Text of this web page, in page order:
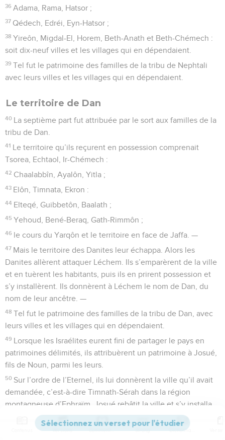
36 Adama, Rama, Hatsor ;
37 Qédech, Edréi, Eyn-Hatsor ;
38 Yireôn, Migdal-El, Horem, Beth-Anath et Beth-Chémech :
soit dix-neuf villes et les villages qui en dépendaient.
39 Tel fut le patrimoine des familles de la tribu de Nephtali
avec leurs villes et les villages qui en dépendaient.
Le territoire de Dan
40 La septième part fut attribuée par le sort aux familles de la
tribu de Dan.
41 Le territoire qu’ils reçurent en possession comprenait
Tsorea, Echtaol, Ir-Chémech :
42 Chaalabbîn, Ayalôn, Yitla ;
43 Elôn, Timnata, Ekron :
44 Elteqé, Guibbetôn, Baalath ;
45 Yehoud, Bené-Beraq, Gath-Rimmôn ;
46 le cours du Yarqôn et le territoire en face de Jaffa. —
47 Mais le territoire des Danites leur échappa. Alors les
Danites allèrent attaquer Léchem. Ils s’emparèrent de la ville
et en tuèrent les habitants, puis ils en prirent possession et
s’y installèrent. Ils donnèrent à Léchem le nom de Dan, du
nom de leur ancêtre. —
48 Tel fut le patrimoine des familles de la tribu de Dan, avec
leurs villes et les villages qui en dépendaient.
49 Lorsque les Israélites eurent fini de partager le pays en
patrimoines délimités, ils attribuèrent un patrimoine à Josué,
fils de Noun, parmi les leurs.
50 Sur l’ordre de l’Eternel, ils lui donnèrent la ville qu’il avait
demandée, c’est-à-dire Timnath-Sérah dans la région
montagneuse d’Ephraïm. Josué rebâtit la ville et s’y installa.
Tels furent les patrimoines que le prêtre Eléazar, Josué,
fils de Noun, et les chefs des groupes familiaux des tribus
Versions Commentaires Strong